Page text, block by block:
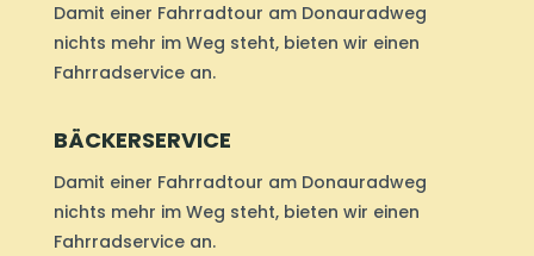
Damit einer Fahrradtour am Donauradweg
nichts mehr im Weg steht, bieten wir einen
Fahrradservice an.
BÄCKERSERVICE
Damit einer Fahrradtour am Donauradweg
nichts mehr im Weg steht, bieten wir einen
Fahrradservice an.